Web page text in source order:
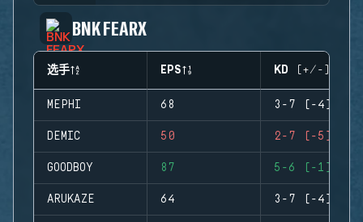
BNK FEARX
选手 EPS KD (+/-)
MEPHI 68 3-7 (-4)
DEMIC 50 2-7 (-5)
GOODBOY 87 5-6 (-1)
ARUKAZE 64 3-7 (-4)